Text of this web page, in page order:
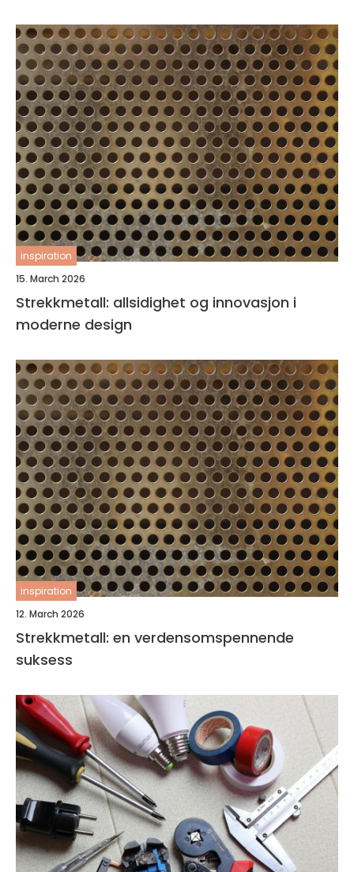
inspiration
15. March 2026
Strekkmetall: allsidighet og innovasjon i
moderne design
inspiration
12. March 2026
Strekkmetall: en verdensomspennende
suksess